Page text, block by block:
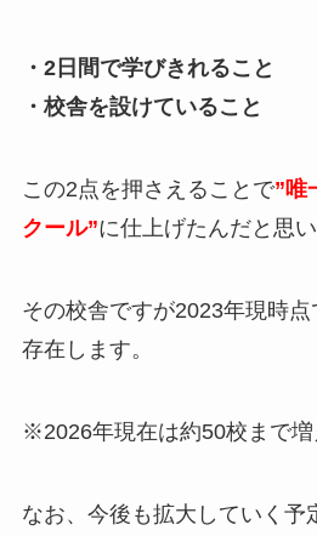
・2日間で学びきれること
・校舎を設けていること
この2点を押さえることで”唯
クール”に仕上げたんだと思い
その校舎ですが2023年現時
存在します。
※2026年現在は約50校まで増
なお、今後も拡大していく予